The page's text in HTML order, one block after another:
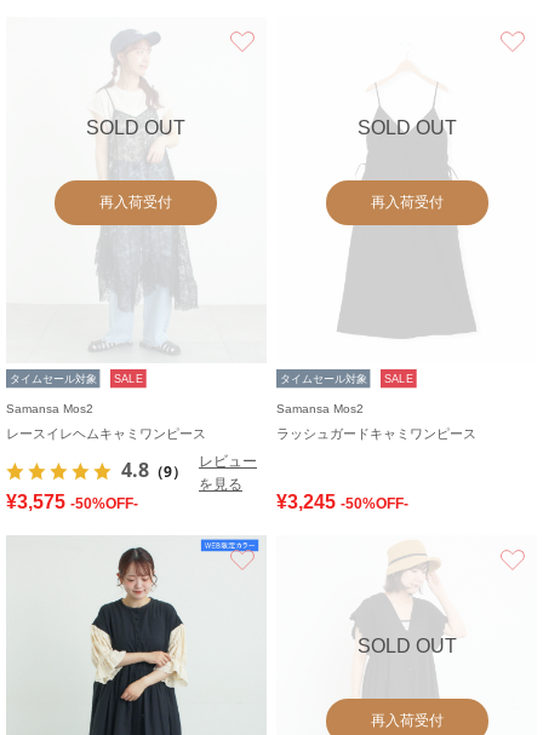
SOLD OUT
再入荷受付
タイムセール対象 SALE
Samansa Mos2
レースイレヘムキャミワンピース
4.8 （9）
レビュー
を見る
¥3,575 -50%OFF-
SOLD OUT
再入荷受付
タイムセール対象 SALE
Samansa Mos2
ラッシュガードキャミワンピース
¥3,245 -50%OFF-
SOLD OUT
再入荷受付